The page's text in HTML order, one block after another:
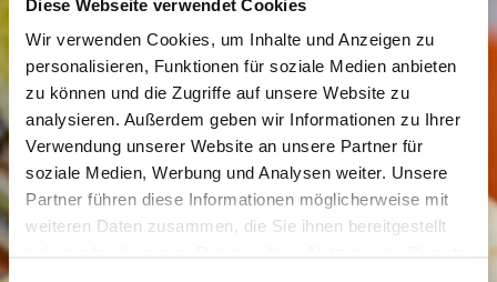
Diese Webseite verwendet Cookies
Wir verwenden Cookies, um Inhalte und Anzeigen zu
personalisieren, Funktionen für soziale Medien anbieten
zu können und die Zugriffe auf unsere Website zu
analysieren. Außerdem geben wir Informationen zu Ihrer
Verwendung unserer Website an unsere Partner für
soziale Medien, Werbung und Analysen weiter. Unsere
Partner führen diese Informationen möglicherweise mit
weiteren Daten zusammen, die Sie ihnen bereitgestellt
Wraps, die es in sich haben.
Ein Wrap ist ein Wrap? Nicht bei Heidi und Paul! Unsere
Wraps schmecken so, wie ein Wrap schmecken sollte:
einfach lecker, knackig, frisch und angenehm zu essen,
weil die Wrapfladen genau die richtige Konsistenz
haben und auch noch nach was schmecken. Und weil bei